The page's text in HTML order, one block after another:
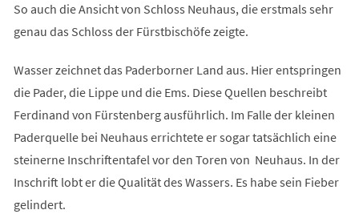
So auch die Ansicht von Schloss Neuhaus, die erstmals sehr
genau das Schloss der Fürstbischöfe zeigte.
Wasser zeichnet das Paderborner Land aus. Hier entspringen
die Pader, die Lippe und die Ems. Diese Quellen beschreibt
Ferdinand von Fürstenberg ausführlich. Im Falle der kleinen
Paderquelle bei Neuhaus errichtete er sogar tatsächlich eine
steinerne Inschriftentafel vor den Toren von Neuhaus. In der
Inschrift lobt er die Qualität des Wassers. Es habe sein Fieber
gelindert.